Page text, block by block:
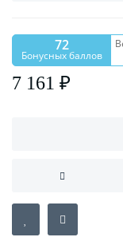
72
Бонусных баллов
7 161 ₽